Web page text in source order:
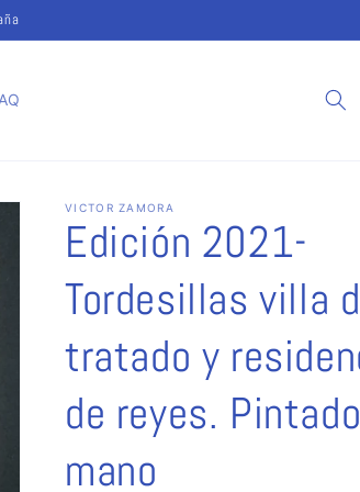
VICTOR ZAMORA
Edición 2021-
Tordesillas villa
tratado y
de reyes.
mano